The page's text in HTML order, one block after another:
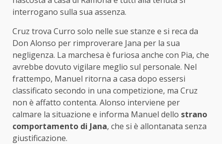
interrogano sulla sua assenza.
Cruz trova Curro solo nelle sue stanze e si reca da
Don Alonso per rimproverare Jana per la sua
negligenza. La marchesa è furiosa anche con Pia, che
avrebbe dovuto vigilare meglio sul personale. Nel
frattempo, Manuel ritorna a casa dopo essersi
classificato secondo in una competizione, ma Cruz
non è affatto contenta. Alonso interviene per
calmare la situazione e informa Manuel dello strano
comportamento di Jana, che si è allontanata senza
giustificazione.